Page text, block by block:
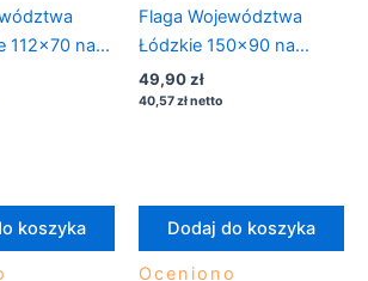
112×70 na
koszyka
Flaga Województwa
Łódzkie 150×90 na
maszt
Oceniono
49,90zł
40,57złnetto
Dodaj do koszyka